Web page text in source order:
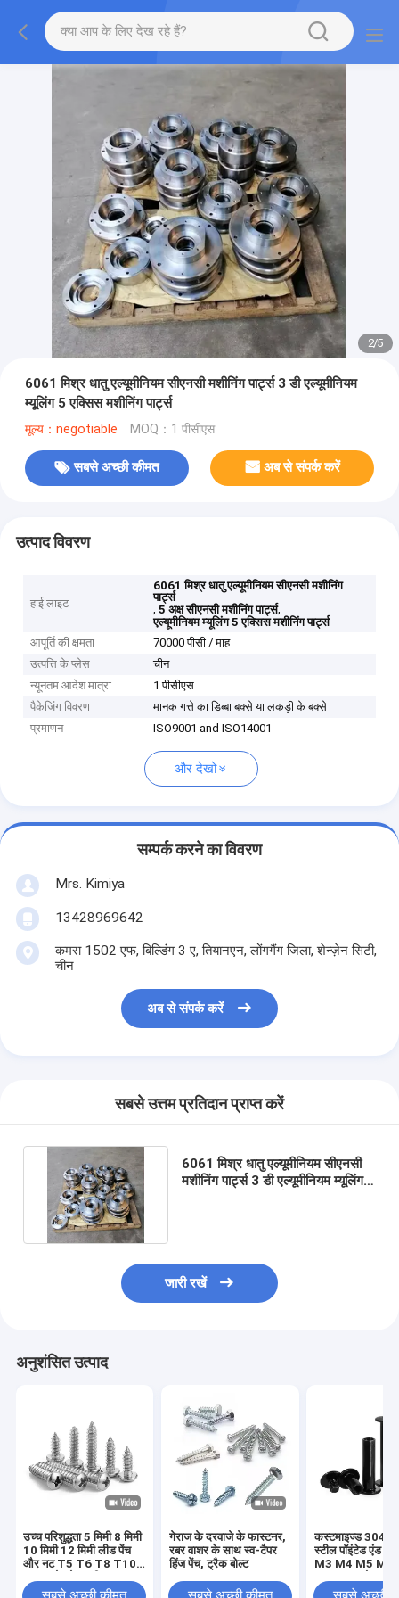
2/5
6061 मिश्र धातु एल्यूमीनियम सीएनसी मशीनिंग पार्ट्स 3 डी एल्यूमीनियम
म्यूलिंग 5 एक्सिस मशीनिंग पार्ट्स
मूल्य：negotiable MOQ：1 पीसीएस
सबसे अच्छी कीमत अब से संपर्क करें
उत्पाद विवरण
हाई लाइट
6061 मिश्र धातु एल्यूमीनियम सीएनसी मशीनिंग
पार्ट्स
,5 अक्ष सीएनसी मशीनिंग पार्ट्स,
एल्यूमीनियम म्यूलिंग 5 एक्सिस मशीनिंग पार्ट्स
आपूर्ति की क्षमता
70000 पीसी / माह
उत्पत्ति के प्लेस
चीन
न्यूनतम आदेश मात्रा
1 पीसीएस
पैकेजिंग विवरण
मानक गत्ते का डिब्बा बक्से या लकड़ी के बक्से
प्रमाणन
ISO9001 and ISO14001
और देखो
सम्पर्क करने का विवरण
Mrs. Kimiya
13428969642
कमरा 1502 एफ, बिल्डिंग 3 ए, तियानएन, लोंगगैंग जिला, शेन्ज़ेन सिटी,
चीन
अब से संपर्क करें
सबसे उत्तम प्रतिदान प्राप्त करें
6061 मिश्र धातु एल्यूमीनियम सीएनसी
मशीनिंग पार्ट्स 3 डी एल्यूमीनियम म्यूलिंग 5
जारी रखें
अनुशंसित उत्पाद
उच्च परिशुद्धता 5 मिमी 8 मिमी
10 मिमी 12 मिमी लीड पेंच
और नट T5 T6 T8 T10
ट्रेपेज़ॉइडल पेंच पीतल नट के
गेराज के दरवाजे के फास्टनर,
रबर वाशर के साथ स्व-टैपर
हिंज पेंच, ट्रैक बोल्ट
कस्टमाइज्ड 304
स्टील पॉइंटेड एंड
M3 M4 M5 M6
स्क्रू हेडलेस हेक्स